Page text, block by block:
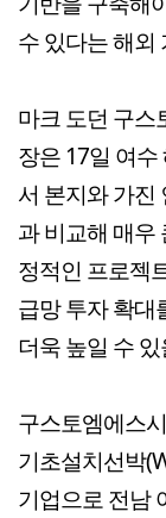
수 있다는 해외
마크 도던 구스
장은 17일 여
서 본지와 가진
과 비교해 매우
정적인 프로젝
급망 투자 확대
더욱 높일 수
구스토엠에스
기초설치선박
기업으로 전남